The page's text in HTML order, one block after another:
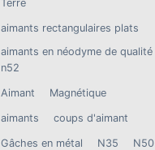
Terre
aimants rectangulaires plats
aimants en néodyme de qualité
n52
Aimant Magnétique
aimants coups d'aimant
Gâches en métal N35 N50